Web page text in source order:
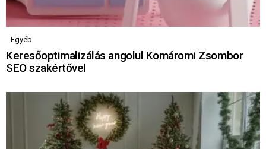
Egyéb
Keresőoptimalizálás angolul Komáromi Zsombor
SEO szakértővel